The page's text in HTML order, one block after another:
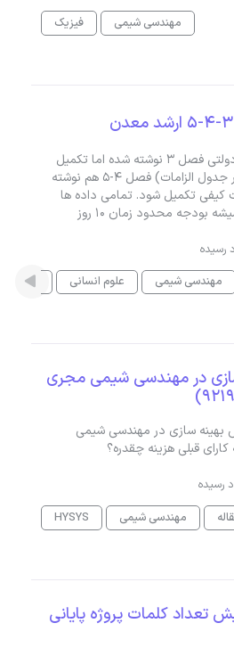
مهندسی شیمی
فیزیک
ارشد معدن دانشگاه دولتی فصل 3 نوشته شده اما تکمیل
جزئی داره ( درحد ذکر جدول الزامات) فصل 4-5 هم نوشته
کیفی تکمیل شود. تمامی داده ها
بودجه محدود زمان 10 روز
مهندسی شیمی علوم انسانی
در مهندسی شیمی مجری
بهینه سازی در مهندسی شیمی
قبلی هزینه چقدره؟
مهندسی شیمی HYSYS
افزایش تعداد کلمات پروژه پایانی